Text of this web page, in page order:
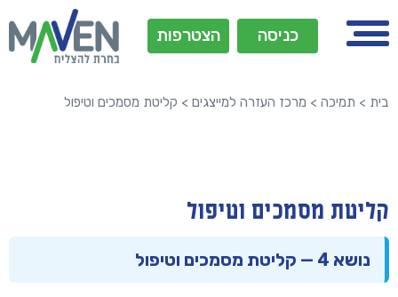
כניסה הצטרפות
בית > תמיכה> מרכז העזרה למייצגים> קליטת מסמכים וטיפול
קליטת מסמכים וטיפול
נושא 4 — קליטת מסמכים וטיפול